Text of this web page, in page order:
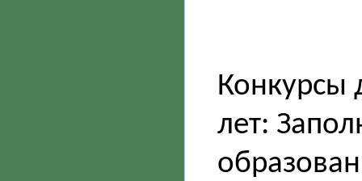
Конкурсы
лет: